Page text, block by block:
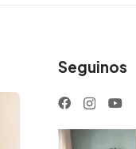
Seguinos